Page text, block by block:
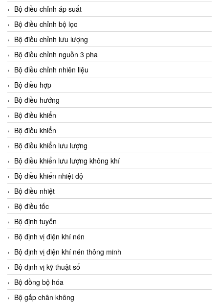
Bộ điều chỉnh áp suất
Bộ điều chỉnh bộ lọc
Bộ điều chỉnh lưu lượng
Bộ điều chỉnh nguồn 3 pha
Bộ điều chỉnh nhiên liệu
Bộ điều hợp
Bộ điều hướng
Bộ điều khiển
Bộ điều khiển
Bộ điều khiển lưu lượng
Bộ điều khiển lưu lượng không khí
Bộ điều khiển nhiệt độ
Bộ điều nhiệt
Bộ điều tốc
Bộ định tuyến
Bộ định vị điện khí nén
Bộ định vị điện khí nén thông minh
Bộ định vị kỹ thuật số
Bộ đồng bộ hóa
Bộ gấp chân không